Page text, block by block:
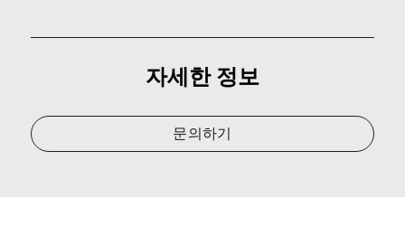
자세한 정보
문의하기